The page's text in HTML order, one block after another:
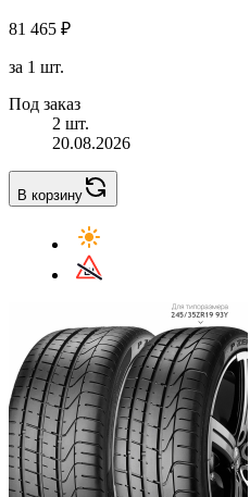
81 465 ₽
за 1 шт.
Под заказ
2 шт.
20.08.2026
В корзину